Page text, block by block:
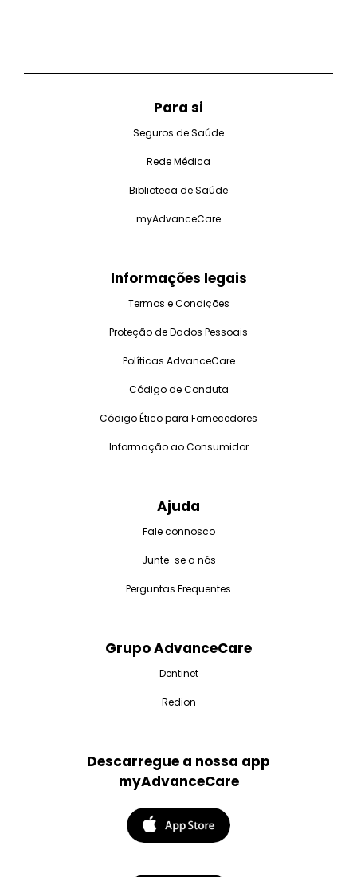
Para si
Seguros de Saúde
Rede Médica
Biblioteca de Saúde
myAdvanceCare
Informações legais
Termos e Condições
Proteção de Dados Pessoais
Políticas AdvanceCare
Código de Conduta
Código Ético para Fornecedores
Informação ao Consumidor
Ajuda
Fale connosco
Junte-se a nós
Perguntas Frequentes
Grupo AdvanceCare
Dentinet
Redion
Descarregue a nossa app
myAdvanceCare